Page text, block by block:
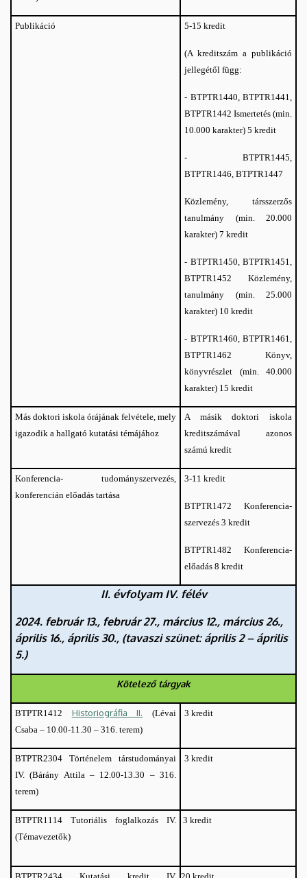
Publikáció 5-15 kredit
(A kreditszám a publikáció
jellegétől függ:
- BTPTR1440, BTPTR1441,
BTPTR1442 Ismertetés (min.
10.000 karakter) 5 kredit
- BTPTR1445,
BTPTR1446, BTPTR1447
Közlemény, társszerzős
tanulmány (min. 20.000
karakter) 7 kredit
- BTPTR1450, BTPTR1451,
BTPTR1452
Közlemény,
tanulmány (min. 25.000
karakter) 10 kredit
- BTPTR1460, BTPTR1461,
BTPTR1462 Könyv,
könyvrészlet (min. 40.000
karakter) 15 kredit
Más doktori iskola órájának felvétele, mely
igazodik a hallgató kutatási témájához
A másik doktori iskola
kreditszámával azonos
számú kredit
Konferencia- tudományszervezés,
konferencián előadás tartása
3-11 kredit
BTPTR1472 Konferencia-
szervezés 3 kredit
BTPTR1482 Konferencia-
előadás 8 kredit
II. évfolyam IV. félév
2024. február 13., február 27., március 12., március 26.,
április 16., április 30., (tavaszi szünet: április 2 – április
5.)
Kötelező tárgyak
BTPTR1412 Historiográfia II. (Lévai
Csaba – 10.00-11.30 – 316. terem)
3 kredit
BTPTR2304 Történelem társtudományai
IV. (Bárány Attila – 12.00-13.30 – 316.
terem)
3 kredit
BTPTR1114 Tutoriális foglalkozás IV.
(Témavezetők)
3 kredit